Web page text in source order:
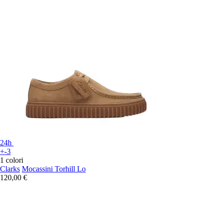
24h
+-3
1 colori
Clarks Mocassini Torhill Lo
120,00 €